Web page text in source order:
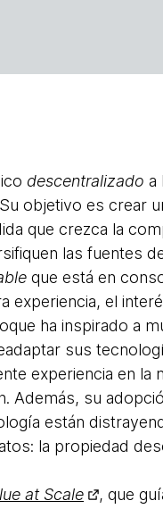
descentralizado a
objetivo es crear
que crezca la
las fuentes
que está en
experiencia, el
ha inspirado a
sus
experiencia en la
Además, su
están
la propiedad
at Scale
, que